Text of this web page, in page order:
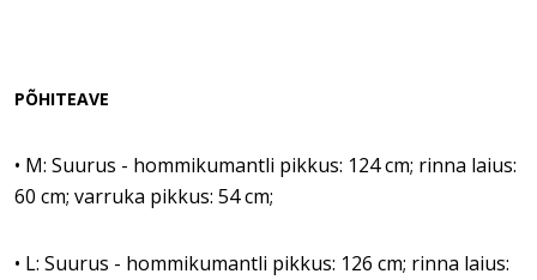
PÕHITEAVE
• M: Suurus - hommikumantli pikkus: 124 cm; rinna laius:
60 cm; varruka pikkus: 54 cm;
• L: Suurus - hommikumantli pikkus: 126 cm; rinna laius: